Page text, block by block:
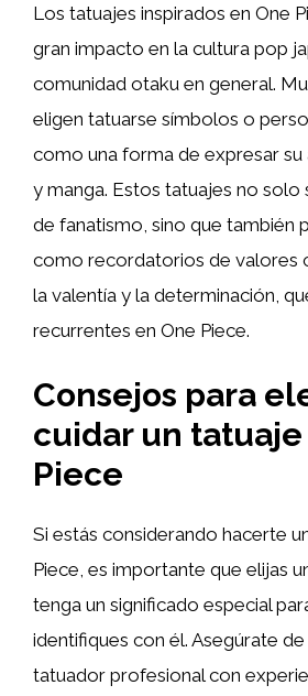
Los tatuajes inspirados en One
gran impacto en la cultura pop
comunidad otaku en general.
eligen tatuarse símbolos o
como una forma de expresar su
y manga. Estos tatuajes no solo
de fanatismo, sino que también
como recordatorios de valores
la valentía y la determinación,
recurrentes en One Piece.
Consejos para
cuidar un
Piece
Si estás considerando hacerte
Piece, es importante que elijas
tenga un significado especial
identifiques con él. Asegúrate de
tatuador profesional con